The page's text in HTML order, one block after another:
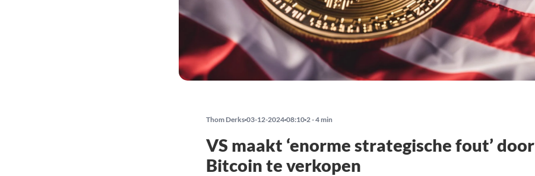
Thom Derks 03-12-2024 08:10 2 - 4 min
VS maakt ‘enorme strategische fout’ door
Bitcoin te verkopen